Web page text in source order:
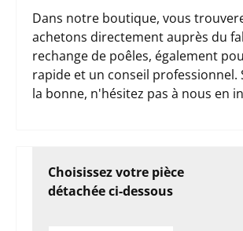
Dans notre boutique, vous
achetons directement auprès du
rechange de poêles, également
rapide et un conseil professionnel.
la bonne, n'hésitez pas à nous en
Choisissez votre pièce
détachée ci-dessous